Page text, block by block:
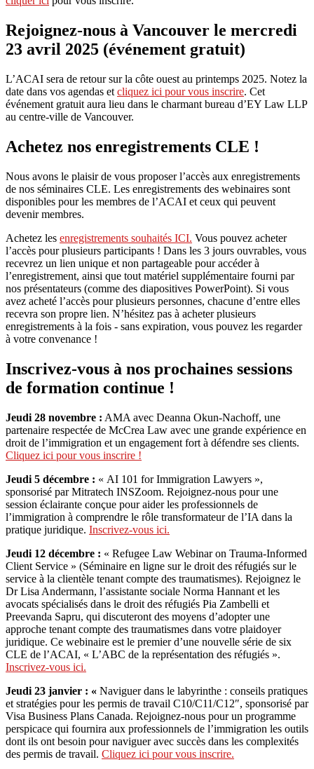
Rejoignez-nous à Vancouver le mercredi
23 avril 2025 (événement gratuit)
L’ACAI sera de retour sur la côte ouest au printemps 2025. Notez la
date dans vos agendas et cliquez ici pour vous inscrire. Cet
événement gratuit aura lieu dans le charmant bureau d’EY Law LLP
au centre-ville de Vancouver.
Achetez nos enregistrements CLE !
Nous avons le plaisir de vous proposer l’accès aux enregistrements
de nos séminaires CLE. Les enregistrements des webinaires sont
disponibles pour les membres de l’ACAI et ceux qui peuvent
devenir membres.
Achetez les enregistrements souhaités ICI. Vous pouvez acheter
l’accès pour plusieurs participants ! Dans les 3 jours ouvrables, vous
recevrez un lien unique et non partageable pour accéder à
l’enregistrement, ainsi que tout matériel supplémentaire fourni par
nos présentateurs (comme des diapositives PowerPoint). Si vous
avez acheté l’accès pour plusieurs personnes, chacune d’entre elles
recevra son propre lien. N’hésitez pas à acheter plusieurs
enregistrements à la fois - sans expiration, vous pouvez les regarder
à votre convenance !
Inscrivez-vous à nos prochaines sessions
de formation continue !
Jeudi 28 novembre : AMA avec Deanna Okun-Nachoff, une
partenaire respectée de McCrea Law avec une grande expérience en
droit de l’immigration et un engagement fort à défendre ses clients.
Cliquez ici pour vous inscrire !
Jeudi 5 décembre : « AI 101 for Immigration Lawyers »,
sponsorisé par Mitratech INSZoom. Rejoignez-nous pour une
session éclairante conçue pour aider les professionnels de
l’immigration à comprendre le rôle transformateur de l’IA dans la
pratique juridique. Inscrivez-vous ici.
Jeudi 12 décembre : « Refugee Law Webinar on Trauma-Informed
Client Service » (Séminaire en ligne sur le droit des réfugiés sur le
service à la clientèle tenant compte des traumatismes). Rejoignez le
Dr Lisa Andermann, l’assistante sociale Norma Hannant et les
avocats spécialisés dans le droit des réfugiés Pia Zambelli et
Preevanda Sapru, qui discuteront des moyens d’adopter une
approche tenant compte des traumatismes dans votre plaidoyer
juridique. Ce webinaire est le premier d’une nouvelle série de six
CLE de l’ACAI, « L’ABC de la représentation des réfugiés ».
Inscrivez-vous ici.
Jeudi 23 janvier : « Naviguer dans le labyrinthe : conseils pratiques
et stratégies pour les permis de travail C10/C11/C12″, sponsorisé par
Visa Business Plans Canada. Rejoignez-nous pour un programme
perspicace qui fournira aux professionnels de l’immigration les outils
dont ils ont besoin pour naviguer avec succès dans les complexités
des permis de travail. Cliquez ici pour vous inscrire.